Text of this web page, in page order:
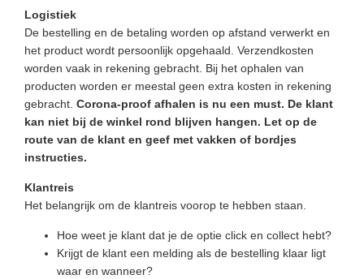
Logistiek
De bestelling en de betaling worden op afstand verwerkt en
het product wordt persoonlijk opgehaald. Verzendkosten
worden vaak in rekening gebracht. Bij het ophalen van
producten worden er meestal geen extra kosten in rekening
gebracht. Corona-proof afhalen is nu een must. De klant
kan niet bij de winkel rond blijven hangen. Let op de
route van de klant en geef met vakken of bordjes
instructies.
Klantreis
Het belangrijk om de klantreis voorop te hebben staan.
Hoe weet je klant dat je de optie click en collect hebt?
Krijgt de klant een melding als de bestelling klaar ligt
waar en wanneer?